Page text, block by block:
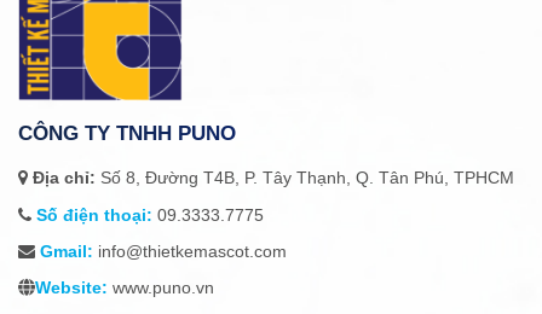
CÔNG TY TNHH PUNO
Địa chỉ: Số 8, Đường T4B, P. Tây Thạnh, Q. Tân Phú, TPHCM
Số điện thoại: 09.3333.7775
Gmail: info@thietkemascot.com
Website: www.puno.vn